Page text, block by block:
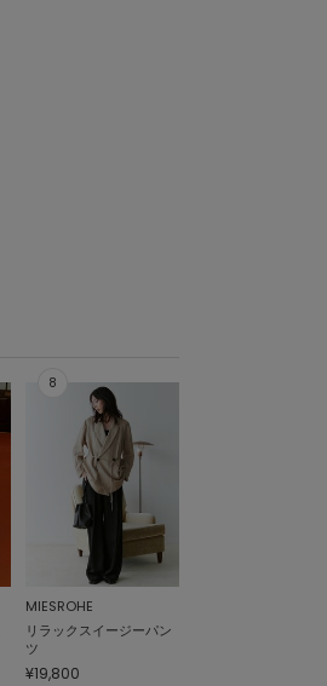
MIESROHE
リラックスイージーパン
ツ
¥19,800